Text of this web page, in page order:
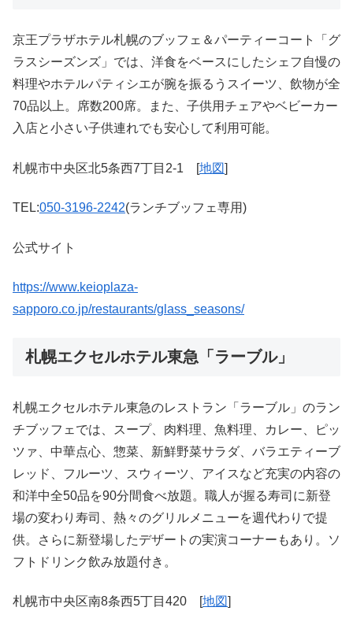
京王プラザホテル札幌のブッフェ＆パーティーコート「グ
ラスシーズンズ」では、洋食をベースにしたシェフ自慢の
料理やホテルパティシエが腕を振るうスイーツ、飲物が全
70品以上。席数200席。また、子供用チェアやベビーカー
入店と小さい子供連れでも安心して利用可能。
札幌市中央区北5条西7丁目2-1 [地図]
TEL:050-3196-2242(ランチブッフェ専用)
公式サイト
https://www.keioplaza-
sapporo.co.jp/restaurants/glass_seasons/
札幌エクセルホテル東急「ラーブル」
札幌エクセルホテル東急のレストラン「ラーブル」のラン
チブッフェでは、スープ、肉料理、魚料理、カレー、ピッ
ツァ、中華点心、惣菜、新鮮野菜サラダ、バラエティーブ
レッド、フルーツ、スウィーツ、アイスなど充実の内容の
和洋中全50品を90分間食べ放題。職人が握る寿司に新登
場の変わり寿司、熱々のグリルメニューを週代わりで提
供。さらに新登場したデザートの実演コーナーもあり。ソ
フトドリンク飲み放題付き。
札幌市中央区南8条西5丁目420 [地図]